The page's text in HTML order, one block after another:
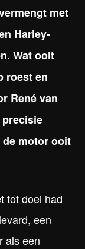
met
Harley-
Wat ooit
roest en
René van
precisie
motor ooit
tot doel had
een
als een